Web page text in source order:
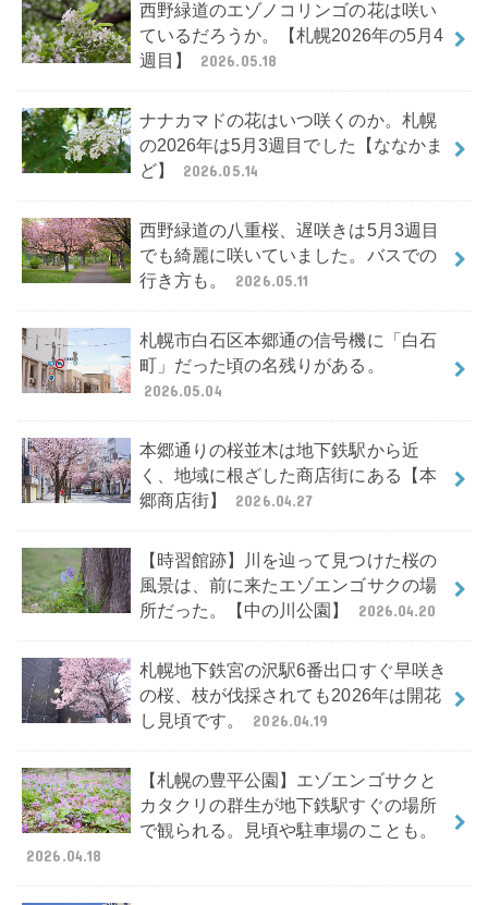
西野緑道のエゾノコリンゴの花は咲い
ているだろうか。【札幌2026年の5月4
週目】
2026.05.18
ナナカマドの花はいつ咲くのか。札幌
の2026年は5月3週目でした【ななかま
ど】
2026.05.14
西野緑道の八重桜、遅咲きは5月3週目
でも綺麗に咲いていました。バスでの
行き方も。
2026.05.11
札幌市白石区本郷通の信号機に「白石
町」だった頃の名残りがある。
2026.05.04
本郷通りの桜並木は地下鉄駅から近
く、地域に根ざした商店街にある【本
郷商店街】
2026.04.27
【時習館跡】川を辿って見つけた桜の
風景は、前に来たエゾエンゴサクの場
所だった。【中の川公園】
2026.04.20
札幌地下鉄宮の沢駅6番出口すぐ早咲き
の桜、枝が伐採されても2026年は開花
し見頃です。
2026.04.19
【札幌の豊平公園】エゾエンゴサクと
カタクリの群生が地下鉄駅すぐの場所
で観られる。見頃や駐車場のことも。
2026.04.18